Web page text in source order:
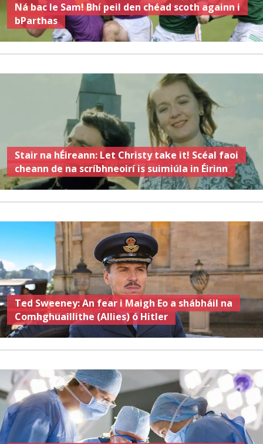
Ná bac le Sam! Bhí peil den chéad scoth againn i
bParthas
Stair na hÉireann: Let Christy take it! Scéal faoi
cheann de na scríbhneoirí is suimiúla in Éirinn
Ted Sweeney: An fear i Maigh Eo a shábháil na
Comhghuaillithe (Allies) ó Hitler